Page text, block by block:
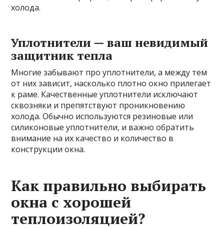
холода.
Уплотнители — ваш невидимый
защитник тепла
Многие забывают про уплотнители, а между тем
от них зависит, насколько плотно окно прилегает
к раме. Качественные уплотнители исключают
сквозняки и препятствуют проникновению
холода. Обычно используются резиновые или
силиконовые уплотнители, и важно обратить
внимание на их качество и количество в
конструкции окна.
Как правильно выбирать
окна с хорошей
теплоизоляцией?